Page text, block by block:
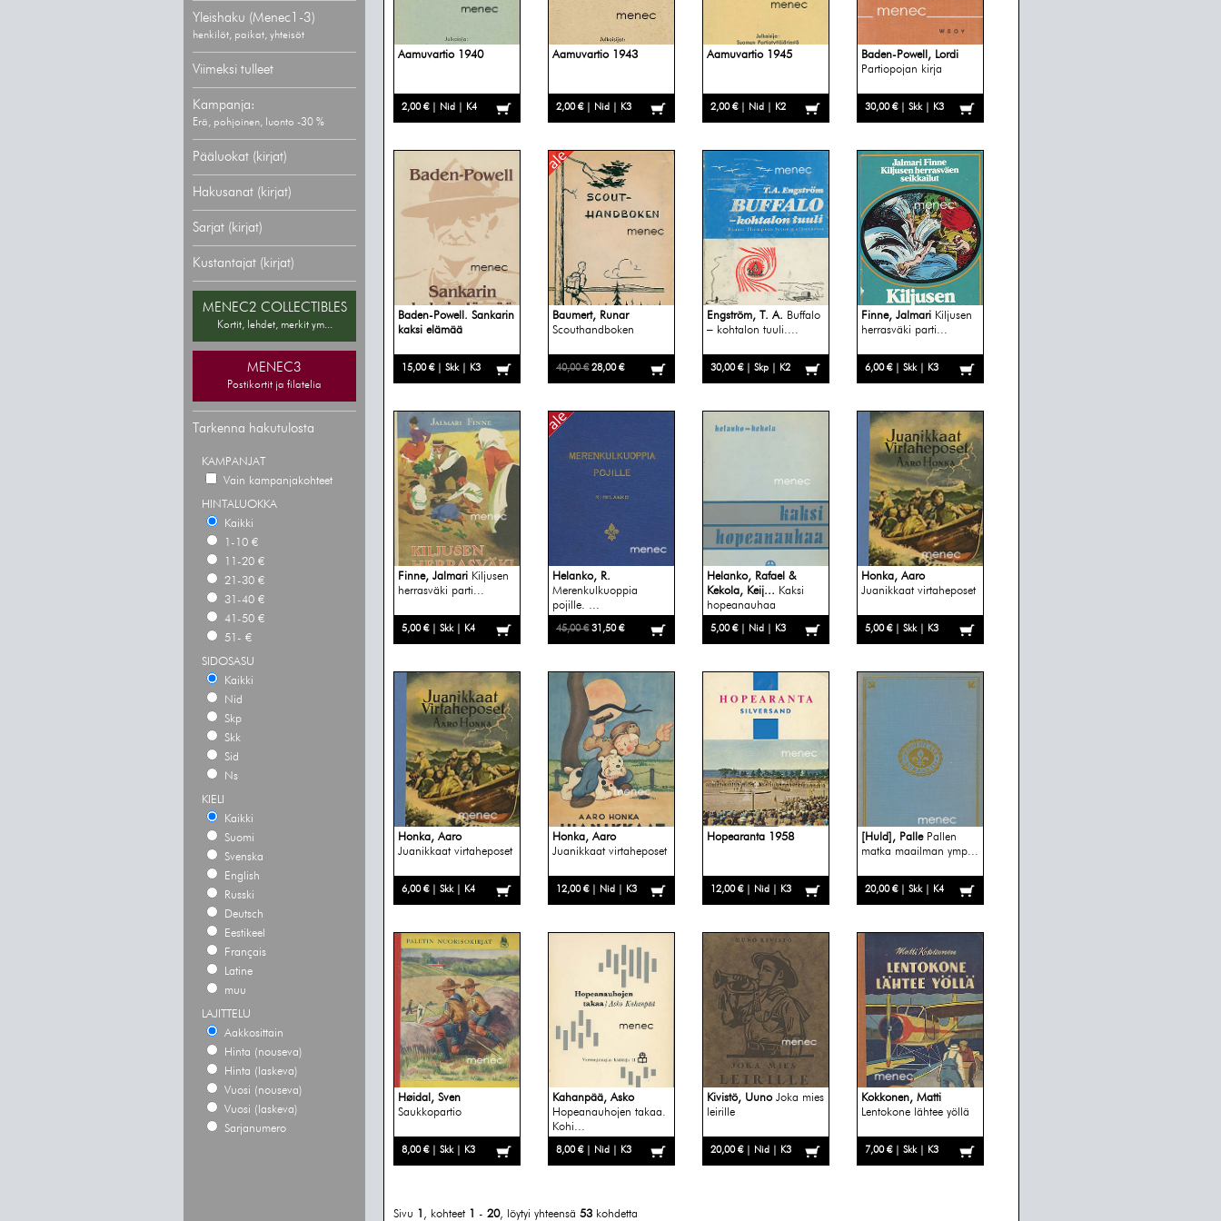
Yleishaku (Menec1-3)
henkilöt, paikat, yhteisöt
Viimeksi tulleet
Kampanja:
Erä, pohjoinen, luonto -30 %
Pääluokat (kirjat)
Hakusanat (kirjat)
Sarjat (kirjat)
Kustantajat (kirjat)
MENEC2 COLLECTIBLES
Kortit, lehdet, merkit ym...
MENEC3
Postikortit ja filatelia
Tarkenna hakutulosta
KAMPANJAT
Vain kampanjakohteet
HINTALUOKKA
Kaikki
1-10 €
11-20 €
21-30 €
31-40 €
41-50 €
51- €
SIDOSASU
Kaikki
Nid
Skp
Skk
Sid
Ns
KIELI
Kaikki
Suomi
Svenska
English
Russki
Deutsch
Eestikeel
Français
Latine
muu
LAJITTELU
Aakkosittain
Hinta (nouseva)
Hinta (laskeva)
Vuosi (nouseva)
Vuosi (laskeva)
Sarjanumero
Aamuvartio 1940
2,00 € | Nid | K4
Aamuvartio 1943
2,00 € | Nid | K3
Aamuvartio 1945
2,00 € | Nid | K2
Baden-Powell, Lordi
Partiopojan kirja
30,00 € | Skk | K3
Baden-Powell. Sankarin
kaksi elämää
15,00 € | Skk | K3
Baumert, Runar
Scouthandboken
40,00 €28,00 €
Engström, T. A. Buffalo
– kohtalon tuuli....
30,00 € | Skp | K2
Finne, Jalmari Kiljusen
herrasväki parti...
6,00 € | Skk | K3
Finne, Jalmari Kiljusen
herrasväki parti...
5,00 € | Skk | K4
Helanko, R.
Merenkulkuoppia
pojille. ...
45,00 €31,50 €
Helanko, Rafael &
Kekola, Keij... Kaksi
hopeanauhaa
5,00 € | Nid | K3
Honka, Aaro
Juanikkaat virtaheposet
5,00 € | Skk | K3
Honka, Aaro
Juanikkaat virtaheposet
6,00 € | Skk | K4
Honka, Aaro
Juanikkaat virtaheposet
12,00 € | Nid | K3
Hopearanta 1958
12,00 € | Nid | K3
[Huld], Palle Pallen
matka maailman ymp...
20,00 € | Skk | K4
Høidal, Sven
Saukkopartio
8,00 € | Skk | K3
Kahanpää, Asko
Hopeanauhojen takaa.
Kohi...
8,00 € | Nid | K3
Kivistö, Uuno Joka mies
leirille
20,00 € | Nid | K3
Kokkonen, Matti
Lentokone lähtee yöllä
7,00 € | Skk | K3
Sivu 1 , kohteet 1 - 20, löytyi yhteensä 53 kohdetta